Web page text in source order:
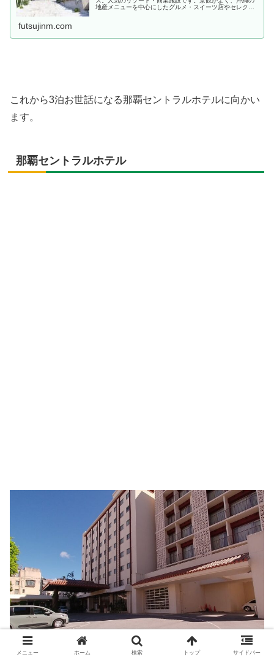
地産メニューを中心にしたグルメ・スイーツ店やセレクト
futsujinm.com
これから3泊お世話になる那覇セントラルホテルに向かい
ます。
那覇セントラルホテル
メニュー ホーム 検索 トップ サイドバー